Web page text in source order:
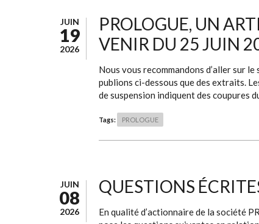
JUIN
19
2026
PROLOGUE, UN
VENIR DU 25 JUIN
Nous vous recommandons d’aller sur
publions ci-dessous que des extraits.
de suspension indiquent des coupures
Tags: PROLOGUE
JUIN
08
2026
QUESTIONS
En qualité d’actionnaire de la société